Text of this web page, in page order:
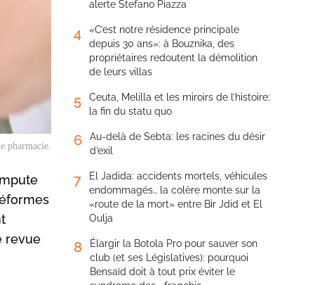
pharmacie.
revue
alerte Stefano Piazza
4
«C’est notre résidence principale
depuis 30 ans»: à Bouznika, des
propriétaires redoutent la démolition
de leurs villas
5
Ceuta, Melilla et les miroirs de l’histoire:
la fin du statu quo
6
Au-delà de Sebta: les racines du désir
d’exil
7
El Jadida: accidents mortels, véhicules
endommagés… la colère monte sur la
«route de la mort» entre Bir Jdid et El
Oulja
8
Élargir la Botola Pro pour sauver son
club (et ses Législatives): pourquoi
Bensaïd doit à tout prix éviter le